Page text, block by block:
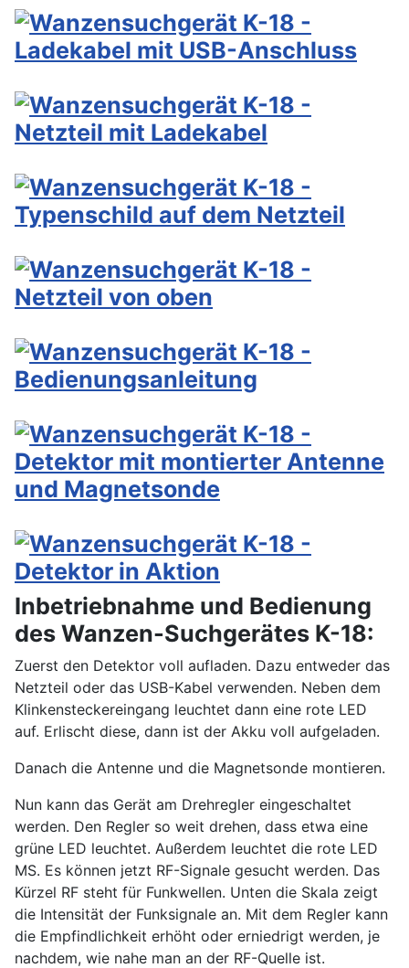
Inbetriebnahme und Bedienung
des Wanzen-Suchgerätes K-18:
Zuerst den Detektor voll aufladen. Dazu entweder das
Netzteil oder das USB-Kabel verwenden. Neben dem
Klinkensteckereingang leuchtet dann eine rote LED
auf. Erlischt diese, dann ist der Akku voll aufgeladen.
Danach die Antenne und die Magnetsonde montieren.
Nun kann das Gerät am Drehregler eingeschaltet
werden. Den Regler so weit drehen, dass etwa eine
grüne LED leuchtet. Außerdem leuchtet die rote LED
MS. Es können jetzt RF-Signale gesucht werden. Das
Kürzel RF steht für Funkwellen. Unten die Skala zeigt
die Intensität der Funksignale an. Mit dem Regler kann
die Empfindlichkeit erhöht oder erniedrigt werden, je
nachdem, wie nahe man an der RF-Quelle ist.